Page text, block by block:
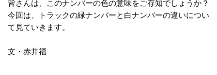
皆さんは、このナンバーの色の意味をご存知でしょうか？
今回は、トラックの緑ナンバーと白ナンバーの違いについ
て見ていきます。
文・赤井福